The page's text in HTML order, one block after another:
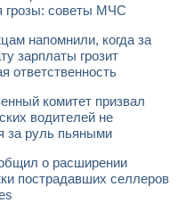
грозы: советы МЧС
напомнили, когда за
зарплаты грозит
ответственность
комитет призвал
водителей не
за руль пьяными
о расширении
пострадавших селлеров